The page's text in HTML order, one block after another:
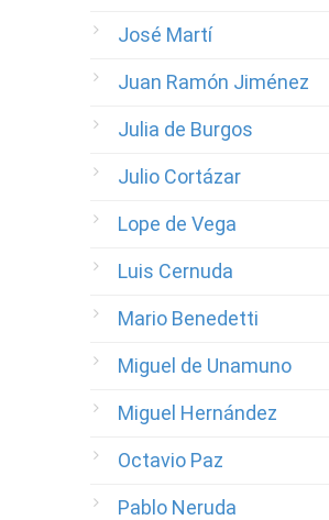
José Martí
Juan Ramón Jiménez
Julia de Burgos
Julio Cortázar
Lope de Vega
Luis Cernuda
Mario Benedetti
Miguel de Unamuno
Miguel Hernández
Octavio Paz
Pablo Neruda